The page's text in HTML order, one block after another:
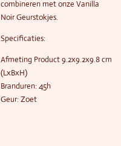
combineren met onze Vanilla
Noir Geurstokjes.
Specificaties:
Afmeting Product 9.2x9.2x9.8 cm
(LxBxH)
Branduren: 45h
Geur: Zoet